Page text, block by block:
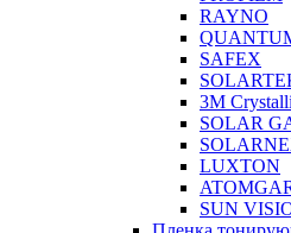
RAYNO
SAFEX
3M
SOLAR
LUXTON
SUN